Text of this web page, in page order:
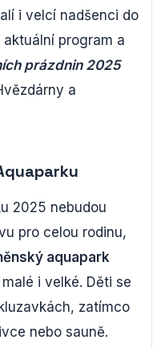
i velcí nadšenci do
program a
prázdnin 2025
a
2025 nebudou
pro celou rodinu,
aquapark
i velké. Děti se
zatímco
nebo sauně.